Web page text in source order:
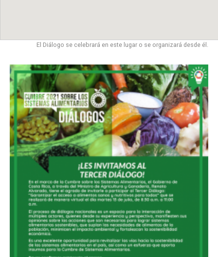
El Diálogo se celebrará en este lugar o se organizará desde él.